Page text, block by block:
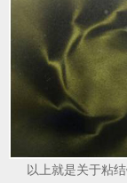
以上就是关于粘结